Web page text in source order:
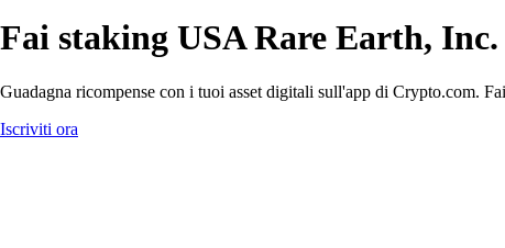
Fai staking USA Rare Earth,
Guadagna ricompense con i tuoi asset digitali sull'app di Crypto.com.
Iscriviti ora